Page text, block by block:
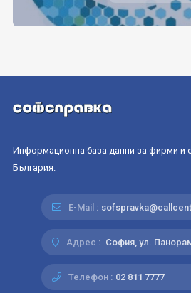
Информационна база данни за фирми и
България.
E-Mail :
Адрес : София, ул.
Телефон : 02 811 7777